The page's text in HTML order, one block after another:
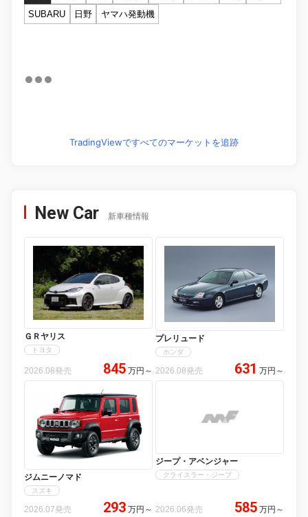
SUBARU
日野 ヤマハ発動機
TradingViewですべてのマーケットを追跡
New Car 新車種情報
ＧＲヤリス
トヨタ
2026.08発売 845 万円 ～
プレリュード
ホンダ
2026.08発売 631 万円 ～
ジムニーノマド
スズキ
2026.07発売 293 万円 ～
ジープ・アベンジャー
クライスラー・ジープ
2026.06発売 585 万円 ～